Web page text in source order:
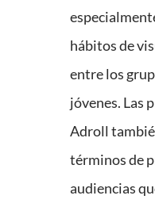
hábitos de
entre los
jóvenes. Las
Adroll
términos de
audiencias